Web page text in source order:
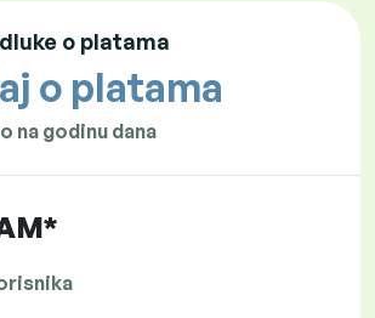
o platama
o platama
na godinu dana